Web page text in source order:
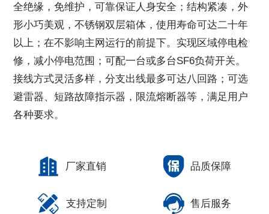
全绝缘，免维护，可靠保证人身安全；结构紧凑，外
形小巧美观，不锈钢双层箱体，使用寿命可达二十年
以上；在不影响主网运行的前提下。实现区域停电检
修，减小停电范围；可配一台或多台SF6负荷开关。
接线方式灵活多样，分支出线最多可达八回路；可选
避雷器、短路故障指示器，限流熔断器等，满足用户
各种要求。
厂家直销 品质保障
支持定制 售后服务